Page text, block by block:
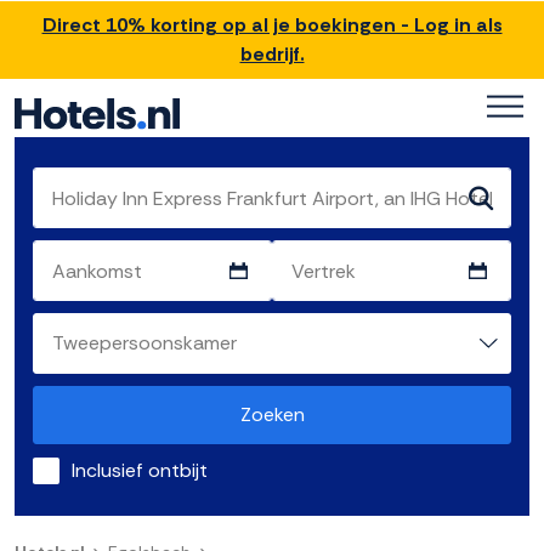
Direct 10% korting op al je boekingen - Log in als
bedrijf.
Zoeken
Inclusief ontbijt